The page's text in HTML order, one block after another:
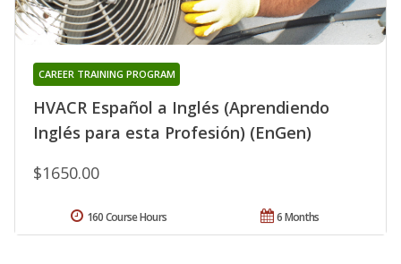
HVACR Español a Inglés (Aprendiendo
Inglés para esta Profesión) (EnGen)
CAREER TRAINING PROGRAM
$1650.00
6 Months
160 Course Hours